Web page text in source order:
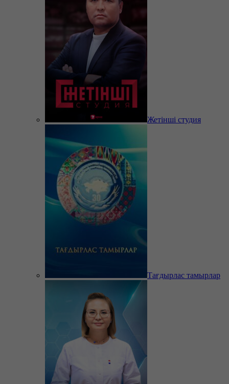
Жетінші студия
Тағдырлас тамырлар